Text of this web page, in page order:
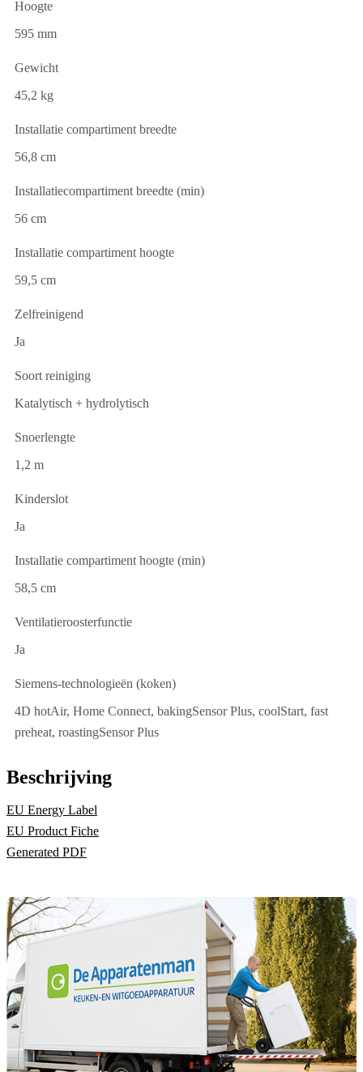
Hoogte
595 mm
Gewicht
45,2 kg
Installatie compartiment breedte
56,8 cm
Installatiecompartiment breedte (min)
56 cm
Installatie compartiment hoogte
59,5 cm
Zelfreinigend
Ja
Soort reiniging
Katalytisch + hydrolytisch
Snoerlengte
1,2 m
Kinderslot
Ja
Installatie compartiment hoogte (min)
58,5 cm
Ventilatieroosterfunctie
Ja
Siemens-technologieën (koken)
4D hotAir, Home Connect, bakingSensor Plus, coolStart, fast
preheat, roastingSensor Plus
Beschrijving
EU Energy Label
EU Product Fiche
Generated PDF